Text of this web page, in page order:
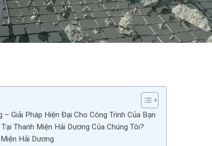
Giải Pháp Hiện Đại Cho Công Trình Của Bạn
Thanh Miện Hải Dương Của Chúng Tôi?
Hải Dương